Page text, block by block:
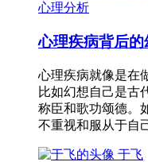
心理分析
心理疾病背后的
心理疾病就像是在
比如幻想自己是古
称臣和歌功颂德。
不重视和服从于自
于飞